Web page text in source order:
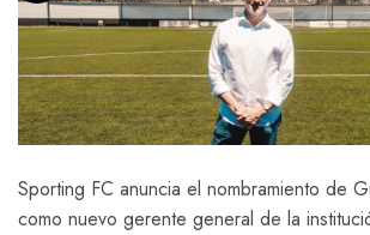
Sporting FC anuncia el nombramiento de
como nuevo gerente general de la